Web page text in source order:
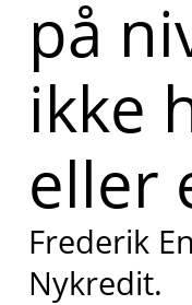
på
ikke
eller
Frederik
Nykredit.